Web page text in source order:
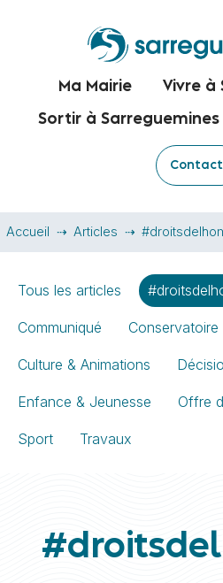
Ma Mairie Vivre à
Sortir à Sarreguemines
Contact
Accueil Articles
Tous les articles
Communiqué Conservatoire
Culture & Animations
Enfance & Jeunesse Offre
Sport Travaux